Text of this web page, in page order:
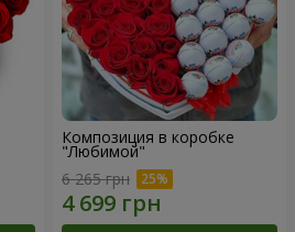
Композиция в коробке
"Любимой"
6 265 грн